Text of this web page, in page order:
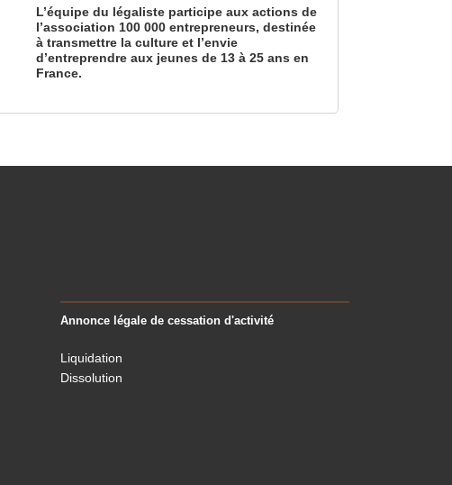
L’équipe du légaliste participe aux actions de
l’association 100 000 entrepreneurs, destinée
à transmettre la culture et l’envie
d’entreprendre aux jeunes de 13 à 25 ans en
France.
Annonce légale de cessation d'activité
Liquidation
Dissolution